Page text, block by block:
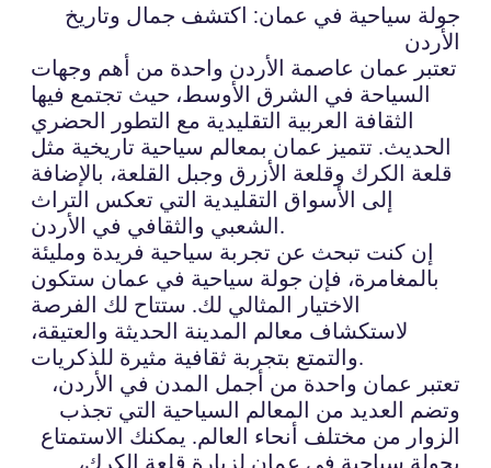
جولة سياحية في عمان: اكتشف جمال وتاريخ
الأردن
تعتبر عمان عاصمة الأردن واحدة من أهم وجهات
السياحة في الشرق الأوسط، حيث تجتمع فيها
الثقافة العربية التقليدية مع التطور الحضري
الحديث. تتميز عمان بمعالم سياحية تاريخية مثل
قلعة الكرك وقلعة الأزرق وجبل القلعة، بالإضافة
إلى الأسواق التقليدية التي تعكس التراث
الشعبي والثقافي في الأردن.
إن كنت تبحث عن تجربة سياحية فريدة ومليئة
بالمغامرة، فإن جولة سياحية في عمان ستكون
الاختيار المثالي لك. ستتاح لك الفرصة
لاستكشاف معالم المدينة الحديثة والعتيقة،
والتمتع بتجربة ثقافية مثيرة للذكريات.
تعتبر عمان واحدة من أجمل المدن في الأردن،
وتضم العديد من المعالم السياحية التي تجذب
الزوار من مختلف أنحاء العالم. يمكنك الاستمتاع
بجولة سياحية في عمان لزيارة قلعة الكرك،